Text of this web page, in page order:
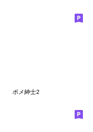
ポメ紳士2